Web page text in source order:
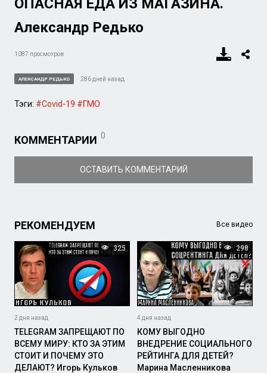
ОПАСНАЯ ЕДА ИЗ МАГАЗИНА.
Александр Редько
1087 просмотров
АЛЕКСАНДР РЕДЬКО 286 дней назад
Тэги: #Covid-19 #ГМО
КОММЕНТАРИИ 0
ОСТАВИТЬ КОММЕНТАРИЙ
РЕКОМЕНДУЕМ Все видео
325
2 дня назад
TELEGRAM ЗАПРЕЩАЮТ ПО
ВСЕМУ МИРУ: КТО ЗА ЭТИМ
СТОИТ И ПОЧЕМУ ЭТО
ДЕЛАЮТ? Игорь Кульков
298
4 дня назад
КОМУ ВЫГОДНО
ВНЕДРЕНИЕ СОЦИАЛЬНОГО
РЕЙТИНГА ДЛЯ ДЕТЕЙ?
Марина Масленникова